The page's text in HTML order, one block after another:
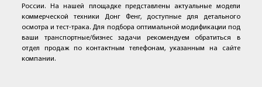
России. На нашей площадке представлены актуальные модели
коммерческой техники Донг Фенг, доступные для детального
осмотра и тест-трака. Для подбора оптимальной модификации под
ваши транспортные/бизнес задачи рекомендуем обратиться в
отдел продаж по контактным телефонам, указанным на сайте
компании.